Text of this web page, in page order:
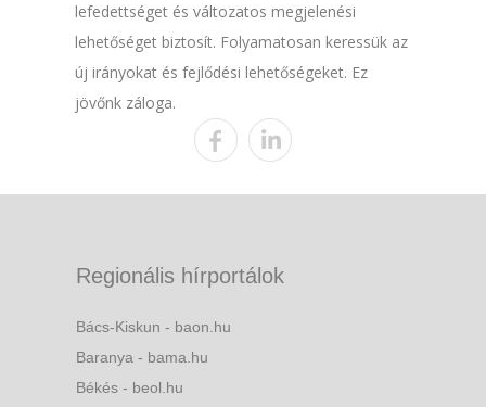
lefedettséget és változatos megjelenési
lehetőséget biztosít. Folyamatosan keressük az
új irányokat és fejlődési lehetőségeket. Ez
jövőnk záloga.
Regionális hírportálok
Bács-Kiskun - baon.hu
Baranya - bama.hu
Békés - beol.hu